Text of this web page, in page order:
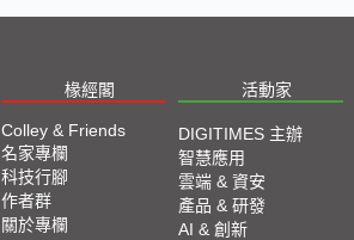
椽經閣 活動家
Colley & Friends
名家專欄
科技行腳
作者群
關於專欄
DIGITIMES 主辦
智慧應用
雲端 & 資安
產品 & 研發
AI & 創新